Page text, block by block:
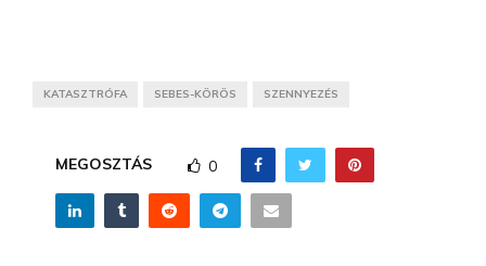
KATASZTRÓFA SEBES-KÖRÖS SZENNYEZÉS
MEGOSZTÁS 0